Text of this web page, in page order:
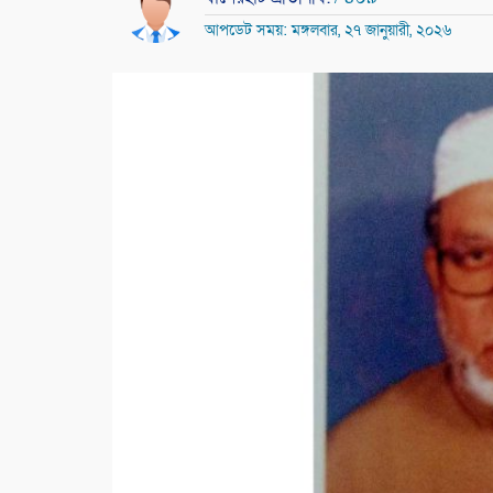
আপডেট সময়: মঙ্গলবার, ২৭ জানুয়ারী, ২০২৬